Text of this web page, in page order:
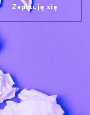
Zapisuję się